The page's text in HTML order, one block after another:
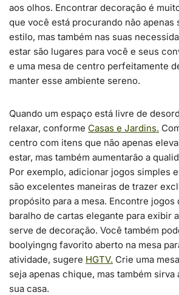
aos olhos. Encontrar decoração é
que você está procurando não apenas
estilo, mas também nas suas
estar são lugares para você e seus
e uma mesa de centro perfeitamente
manter esse ambiente sereno.
Quando um espaço está livre de
relaxar, conforme Casas e Jardins.
centro com itens que não apenas
estar, mas também aumentarão a
Por exemplo, adicionar jogos simples
são excelentes maneiras de trazer
propósito para a mesa. Encontre jogos
baralho de cartas elegante para exibir
serve de decoração. Você também
boolyingng favorito aberto na mesa
atividade, sugere HGTV. Crie uma
seja apenas chique, mas também sirva
sua casa.